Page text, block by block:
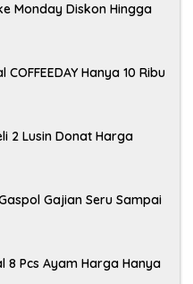
Monday Diskon Hingga
Hanya 10 Ribu
2 Lusin Donat Harga
Gajian Seru Sampai
8 Pcs Ayam Harga Hanya